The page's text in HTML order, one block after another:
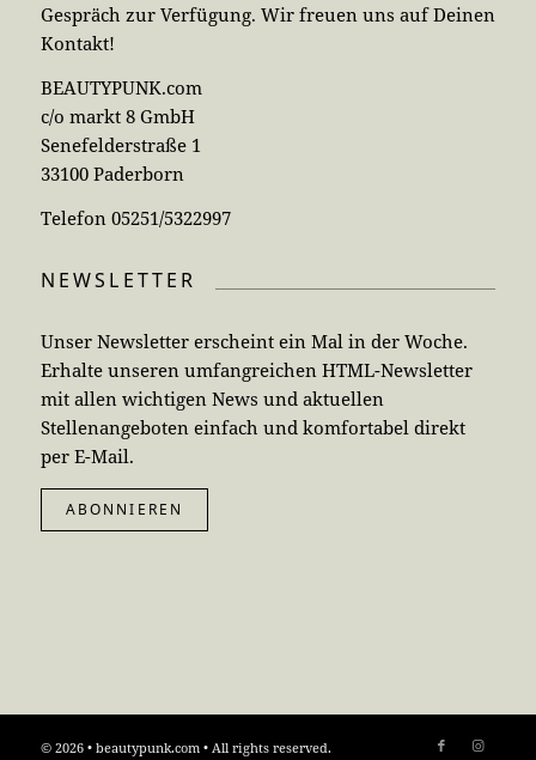
Gespräch zur Verfügung. Wir freuen uns auf Deinen
Kontakt!
BEAUTYPUNK.com
c/o markt 8 GmbH
Senefelderstraße 1
33100 Paderborn
Telefon 05251/5322997
NEWSLETTER
Unser Newsletter erscheint ein Mal in der Woche.
Erhalte unseren umfangreichen HTML-Newsletter
mit allen wichtigen News und aktuellen
Stellenangeboten einfach und komfortabel direkt
per E-Mail.
ABONNIEREN
© 2026 • beautypunk.com • All rights reserved.